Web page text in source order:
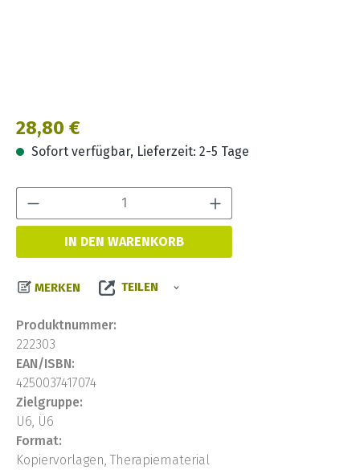
Regulärer Preis:
28,80 €
Sofort verfügbar, Lieferzeit: 2-5 Tage
IN DEN WARENKORB
MERKEN TEILEN
Produktnummer:
222303
EAN/ISBN:
4250037417074
Zielgruppe:
U6, Ü6
Format:
Kopiervorlagen, Therapiematerial